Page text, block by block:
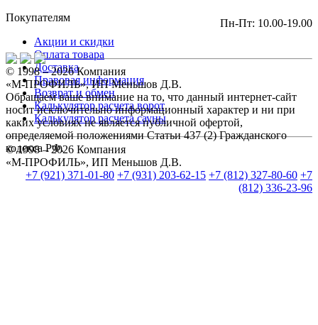
Покупателям
Акции и скидки
Оплата товара
Доставка
Правовая информация
Возврат и обмен
Калькулятор расчета ворот
Калькулятор расчета сауны
© 1998 – 2026 Компания
«М-ПРОФИЛЬ», ИП Меньшов Д.В.
+7 (921) 371-01-80 +7 (931) 203-62-15 +7 (812) 327-80-60 +7
(812) 336-23-96
Пн-Пт: 10.00-19.00
© 1998 – 2026 Компания
«М-ПРОФИЛЬ», ИП Меньшов Д.В.
Обращаем ваше внимание на то, что данный интернет-сайт
носит исключительно информационный характер и ни при
каких условиях не является публичной офертой,
определяемой положениями Статьи 437 (2) Гражданского
кодекса РФ.